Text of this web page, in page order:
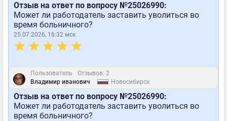
Отзыв на ответ по вопросу №25026990:
Может ли работодатель заставить уволиться во
время больничного?
25.07.2026, 16:32 мск
Пользователь
Отзывов: 2
Владимир иванович
Новосибирск
Отзыв на ответ по вопросу №25026990:
Может ли работодатель заставить уволиться во
время больничного?